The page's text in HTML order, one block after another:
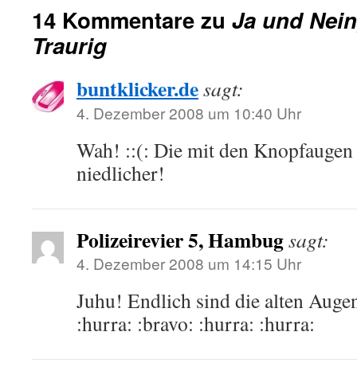
14 Kommentare zu Ja und
Traurig
buntklicker.desagt:
4. Dezember 2008 um 10:40 Uhr
Wah! ::(: Die mit den
niedlicher!
Polizeirevier 5, Hambugsagt:
4. Dezember 2008 um 14:15 Uhr
Juhu! Endlich sind die alten
:hurra: :bravo: :hurra: :hurra: